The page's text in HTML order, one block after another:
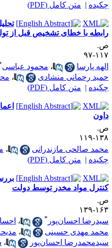
| متن کامل (PDF)
با خطای تشخیص قبل از تولد
۹۷
پارسا
،محمود عباسی
رحمانی منشادی
،
| متن کامل (PDF)
۱۱۹
صالحی مازندرانی
،
| متن کامل (PDF)
مواد مخدر توسط دولت
۱۳۹
احسان‌پور
،
مهدی حسینی
،مدیحه
احسان‌پور
،